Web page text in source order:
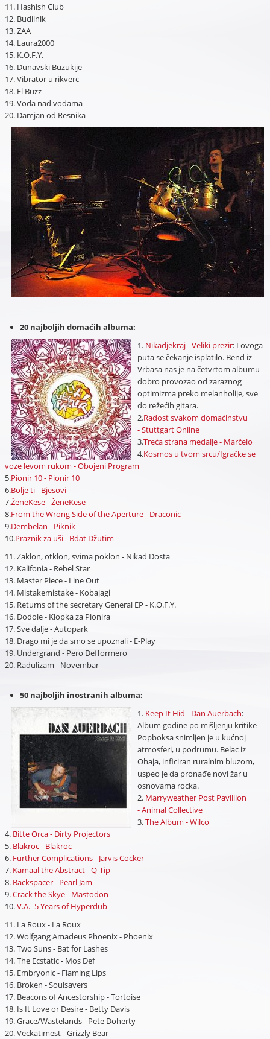
11. Hashish Club
12. Budilnik
13. ZAA
14. Laura2000
15. K.O.F.Y.
16. Dunavski Buzukije
17. Vibrator u rikverc
18. El Buzz
19. Voda nad vodama
20. Damjan od Resnika
20 najboljih domaćih albuma:
1.Nikadjekraj - Veliki prezir: I ovoga
puta se čekanje isplatilo. Bend iz
Vrbasa nas je na četvrtom albumu
dobro provozao od zaraznog
optimizma preko melanholije, sve
do režećih gitara.
2.Radost svakom domaćinstvu
- Stuttgart Online
3.Treća strana medalje - Marčelo
4.Kosmos u tvom srcu/Igračke se
voze levom rukom - Obojeni Program
5.Pionir 10 - Pionir 10
6.Bolje ti - Bjesovi
7.ŽeneKese - ŽeneKese
8.From the Wrong Side of the Aperture - Draconic
9.Dembelan - Piknik
10.Praznik za uši - Bdat Džutim
11. Zaklon, otklon, svima poklon - Nikad Dosta
12. Kalifonia - Rebel Star
13. Master Piece - Line Out
14. Mistakemistake - Kobajagi
15. Returns of the secretary General EP - K.O.F.Y.
16. Dodole - Klopka za Pionira
17. Sve dalje - Autopark
18. Drago mi je da smo se upoznali - E-Play
19. Undergrand - Pero Defformero
20. Radulizam - Novembar
50 najboljih inostranih albuma:
1. Keep It Hid - Dan Auerbach:
Album godine po mišljenju kritike
Popboksa snimljen je u kućnoj
atmosferi, u podrumu. Belac iz
Ohaja, inficiran ruralnim bluzom,
uspeo je da pronađe novi žar u
osnovama rocka.
2. Marryweather Post Pavillion
- Animal Collective
3.The Album - Wilco
4. Bitte Orca - Dirty Projectors
5. Blakroc - Blakroc
6. Further Complications - Jarvis Cocker
7. Kamaal the Abstract - Q-Tip
8. Backspacer - Pearl Jam
9.Crack the Skye - Mastodon
10.V.A.- 5 Years of Hyperdub
11. La Roux - La Roux
12. Wolfgang Amadeus Phoenix - Phoenix
13. Two Suns - Bat for Lashes
14. The Ecstatic - Mos Def
15. Embryonic - Flaming Lips
16. Broken - Soulsavers
17. Beacons of Ancestorship - Tortoise
18. Is It Love or Desire - Betty Davis
19. Grace/Wastelands - Pete Doherty
20. Veckatimest - Grizzly Bear